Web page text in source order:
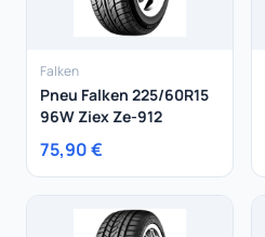
Falken
Pneu Falken 225/60R15
96W Ziex Ze-912
75,90 €